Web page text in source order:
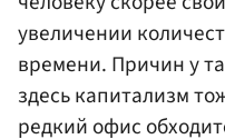
увеличении
времени. Причин у
здесь капитализм
редкий офис